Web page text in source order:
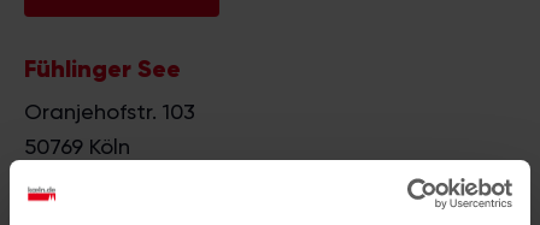
Fühlinger See
Oranjehofstr. 103
50769 Köln